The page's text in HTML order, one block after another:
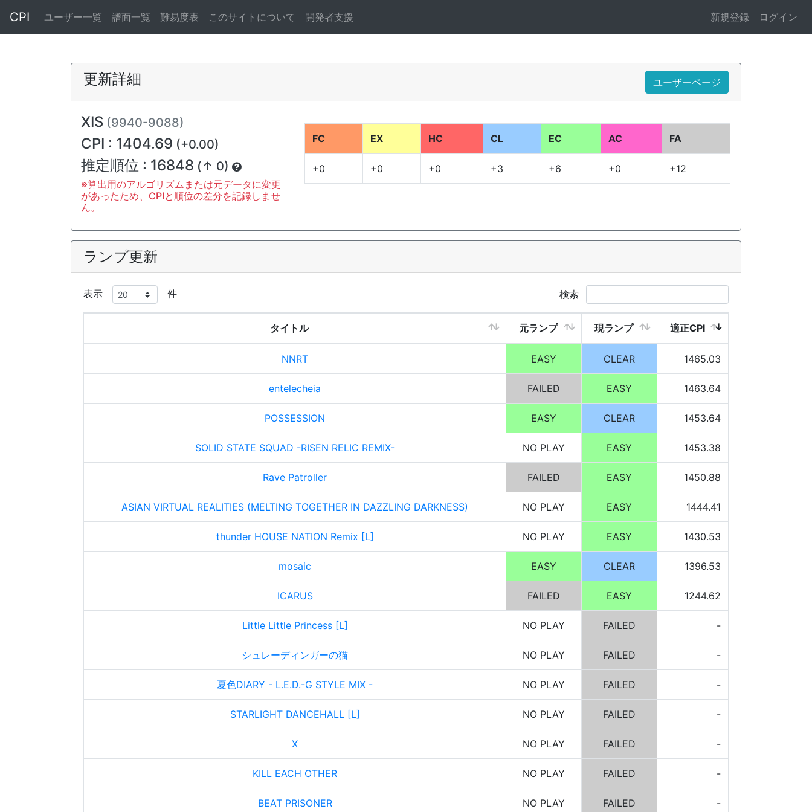
CPI ユーザー一覧 譜面一覧 難易度表 このサイトについて 開発者支援 新規登録 ログイン
更新詳細 ユーザーページ
XIS (9940-9088)
CPI : 1404.69 (+0.00)
推定順位 : 16848 (↑ 0)
※算出用のアルゴリズムまたは元データに変更
があったため、CPIと順位の差分を記録しませ
ん。
FC EX HC CL EC AC FA
+0 +0 +0 +3 +6 +0 +12
ランプ更新
表示 件 検索
タイトル 元ランプ 現ランプ 適正CPI
NNRT EASY CLEAR 1465.03
entelecheia FAILED EASY 1463.64
POSSESSION EASY CLEAR 1453.64
SOLID STATE SQUAD -RISEN RELIC REMIX- NO PLAY EASY 1453.38
Rave Patroller FAILED EASY 1450.88
ASIAN VIRTUAL REALITIES (MELTING TOGETHER IN DAZZLING DARKNESS) NO PLAY EASY 1444.41
thunder HOUSE NATION Remix [L] NO PLAY EASY 1430.53
mosaic EASY CLEAR 1396.53
ICARUS FAILED EASY 1244.62
Little Little Princess [L] NO PLAY FAILED -
シュレーディンガーの猫 NO PLAY FAILED -
夏色DIARY - L.E.D.-G STYLE MIX - NO PLAY FAILED -
STARLIGHT DANCEHALL [L] NO PLAY FAILED -
X NO PLAY FAILED -
KILL EACH OTHER NO PLAY FAILED -
BEAT PRISONER NO PLAY FAILED -